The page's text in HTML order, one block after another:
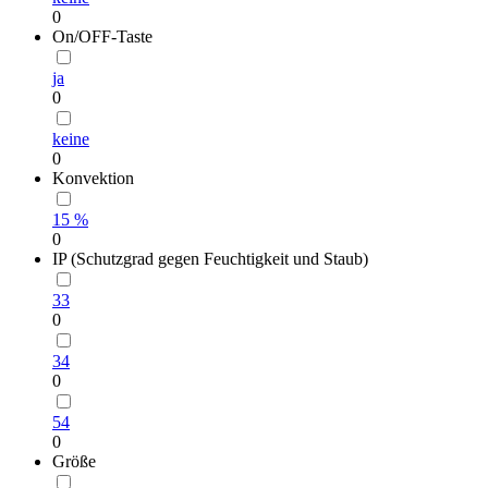
0
On/OFF-Taste
ja
0
keine
0
Konvektion
15 %
0
IP (Schutzgrad gegen Feuchtigkeit und Staub)
33
0
34
0
54
0
Größe